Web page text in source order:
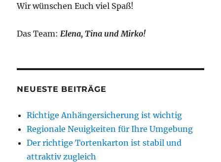
Wir wünschen Euch viel Spaß!
Das Team: Elena, Tina und Mirko!
NEUESTE BEITRÄGE
Richtige Anhängersicherung ist wichtig
Regionale Neuigkeiten für Ihre Umgebung
Der richtige Tortenkarton ist stabil und
attraktiv zugleich